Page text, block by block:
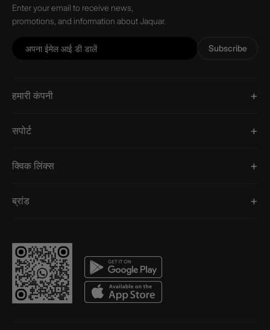
Enter your email to receive news,
promotions, and information about Jaquar.
Subscribe
हमारी कंपनी
सपोर्ट
क्विक लिंक्स
ब्रांड